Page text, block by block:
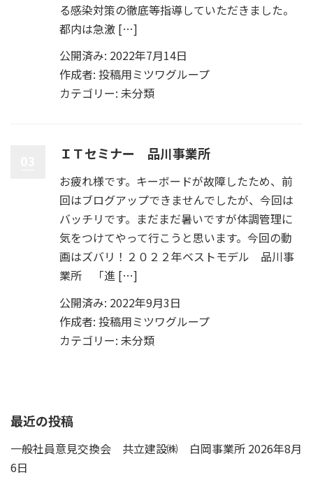
る感染対策の徹底等指導していただきました。
都内は急激 […]
公開済み: 2022年7月14日
作成者: 投稿用ミツワグループ
カテゴリー: 未分類
ＩＴセミナー 品川事業所
お疲れ様です。キーボードが故障したため、前
回はブログアップできませんでしたが、今回は
バッチリです。まだまだ暑いですが体調管理に
気をつけてやって行こうと思います。今回の動
画はズバリ！２０２２年ベストモデル 品川事
業所 「進 […]
公開済み: 2022年9月3日
作成者: 投稿用ミツワグループ
カテゴリー: 未分類
最近の投稿
一般社員意見交換会 共立建設㈱ 白岡事業所 2026年8月
6日